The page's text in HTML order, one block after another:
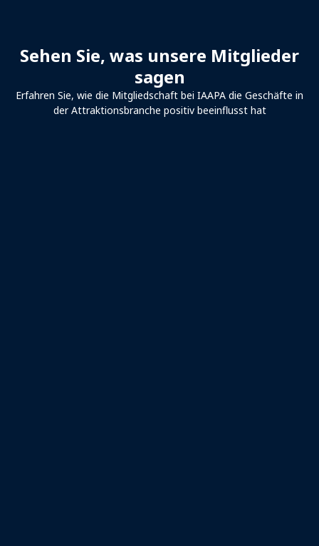
Sehen Sie, was unsere Mitglieder
sagen
Erfahren Sie, wie die Mitgliedschaft bei IAAPA die Geschäfte in
der Attraktionsbranche positiv beeinflusst hat